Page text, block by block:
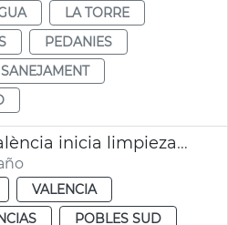
LA TORRE
PEDANIES
Ayuntamiento València inicia limpieza nuevo cauce Turia dana
VALENCIA
POBLES SUD